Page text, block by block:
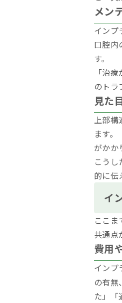
メン
インプ
口腔内
す。
「治
のトラ
見た
上部
ます
がかか
こう
的に伝
イ
ここ
共通点
費用
インプ
の有無
た」「